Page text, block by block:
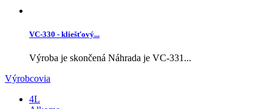
VC-330 - kliešťový...
Výroba je skončená Náhrada je VC-331...
Výrobcovia
4L